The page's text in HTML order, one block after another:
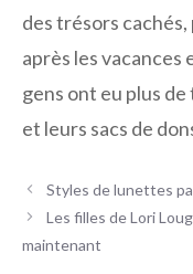
des trésors
après les vacances
gens ont eu plus
et leurs sacs de
Styles de lunettes
Les filles de Lori
maintenant